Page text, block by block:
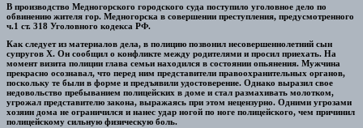
В производство Медногорского городского суда поступило уголовное дело по
обвинению жителя гор. Медногорска в совершении преступления, предусмотренного
ч.1 ст. 318 Уголовного кодекса РФ.
Как следует из материалов дела, в полицию позвонил несовершеннолетний сын
супругов Х. Он сообщил о конфликте между родителями и просил приехать. На
момент визита полиции глава семьи находился в состоянии опьянения. Мужчина
прекрасно осознавал, что перед ним представители правоохранительных органов,
поскольку те были в форме и предъявили удостоверение. Однако выразил свое
недовольство пребыванием полицейских в доме и стал размахивать молотком,
угрожал представителю закона, выражаясь при этом нецензурно. Одними угрозами
хозяин дома не ограничился и нанес удар ногой по ноге полицейского, чем причинил
полицейскому сильную физическую боль.